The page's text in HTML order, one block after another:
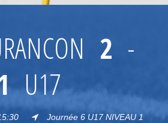
2 -
U17
Journée 6 U17 NIVEAU 1